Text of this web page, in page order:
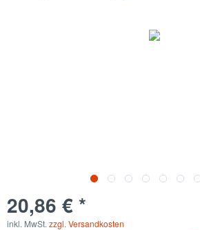
20,86 € *
inkl. MwSt. zzgl. Versandkosten